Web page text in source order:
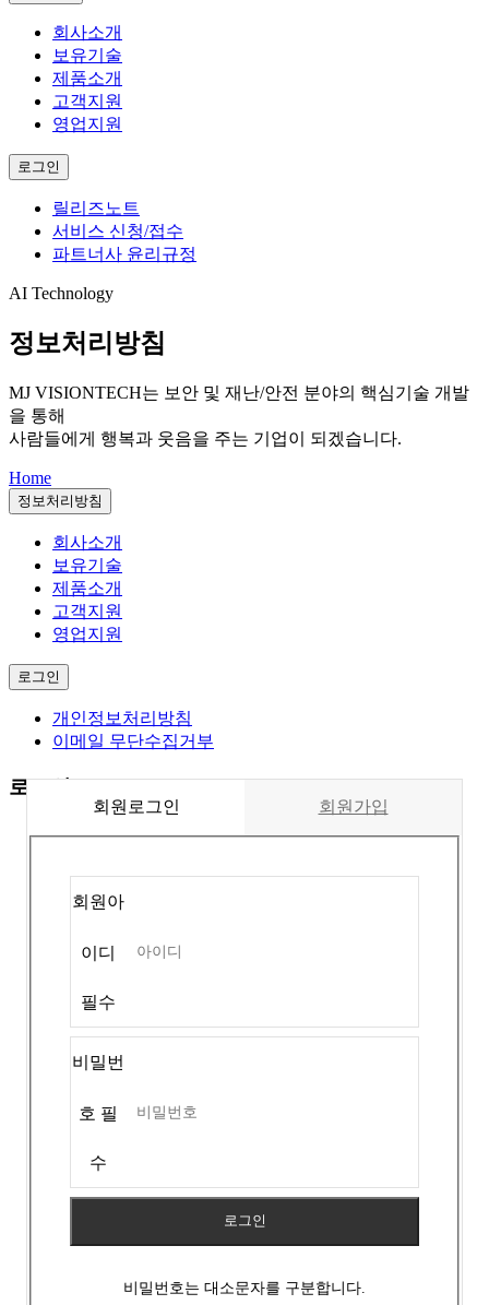
회사소개
보유기술
제품소개
고객지원
영업지원
로그인
릴리즈노트
서비스 신청/접수
파트너사 윤리규정
AI Technology
정보처리방침
MJ VISIONTECH는 보안 및 재난/안전 분야의 핵심기술 개발
을 통해
사람들에게 행복과 웃음을 주는 기업이 되겠습니다.
Home
정보처리방침
회사소개
보유기술
제품소개
고객지원
영업지원
로그인
개인정보처리방침
이메일 무단수집거부
로그인
회원 로그인 회원가입
회원아
이디
필수
비밀번
호 필
수
로그인
비밀번호는 대소문자를 구분합니다.